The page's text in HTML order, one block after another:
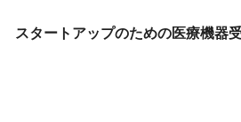
スタートアップのための医療機器